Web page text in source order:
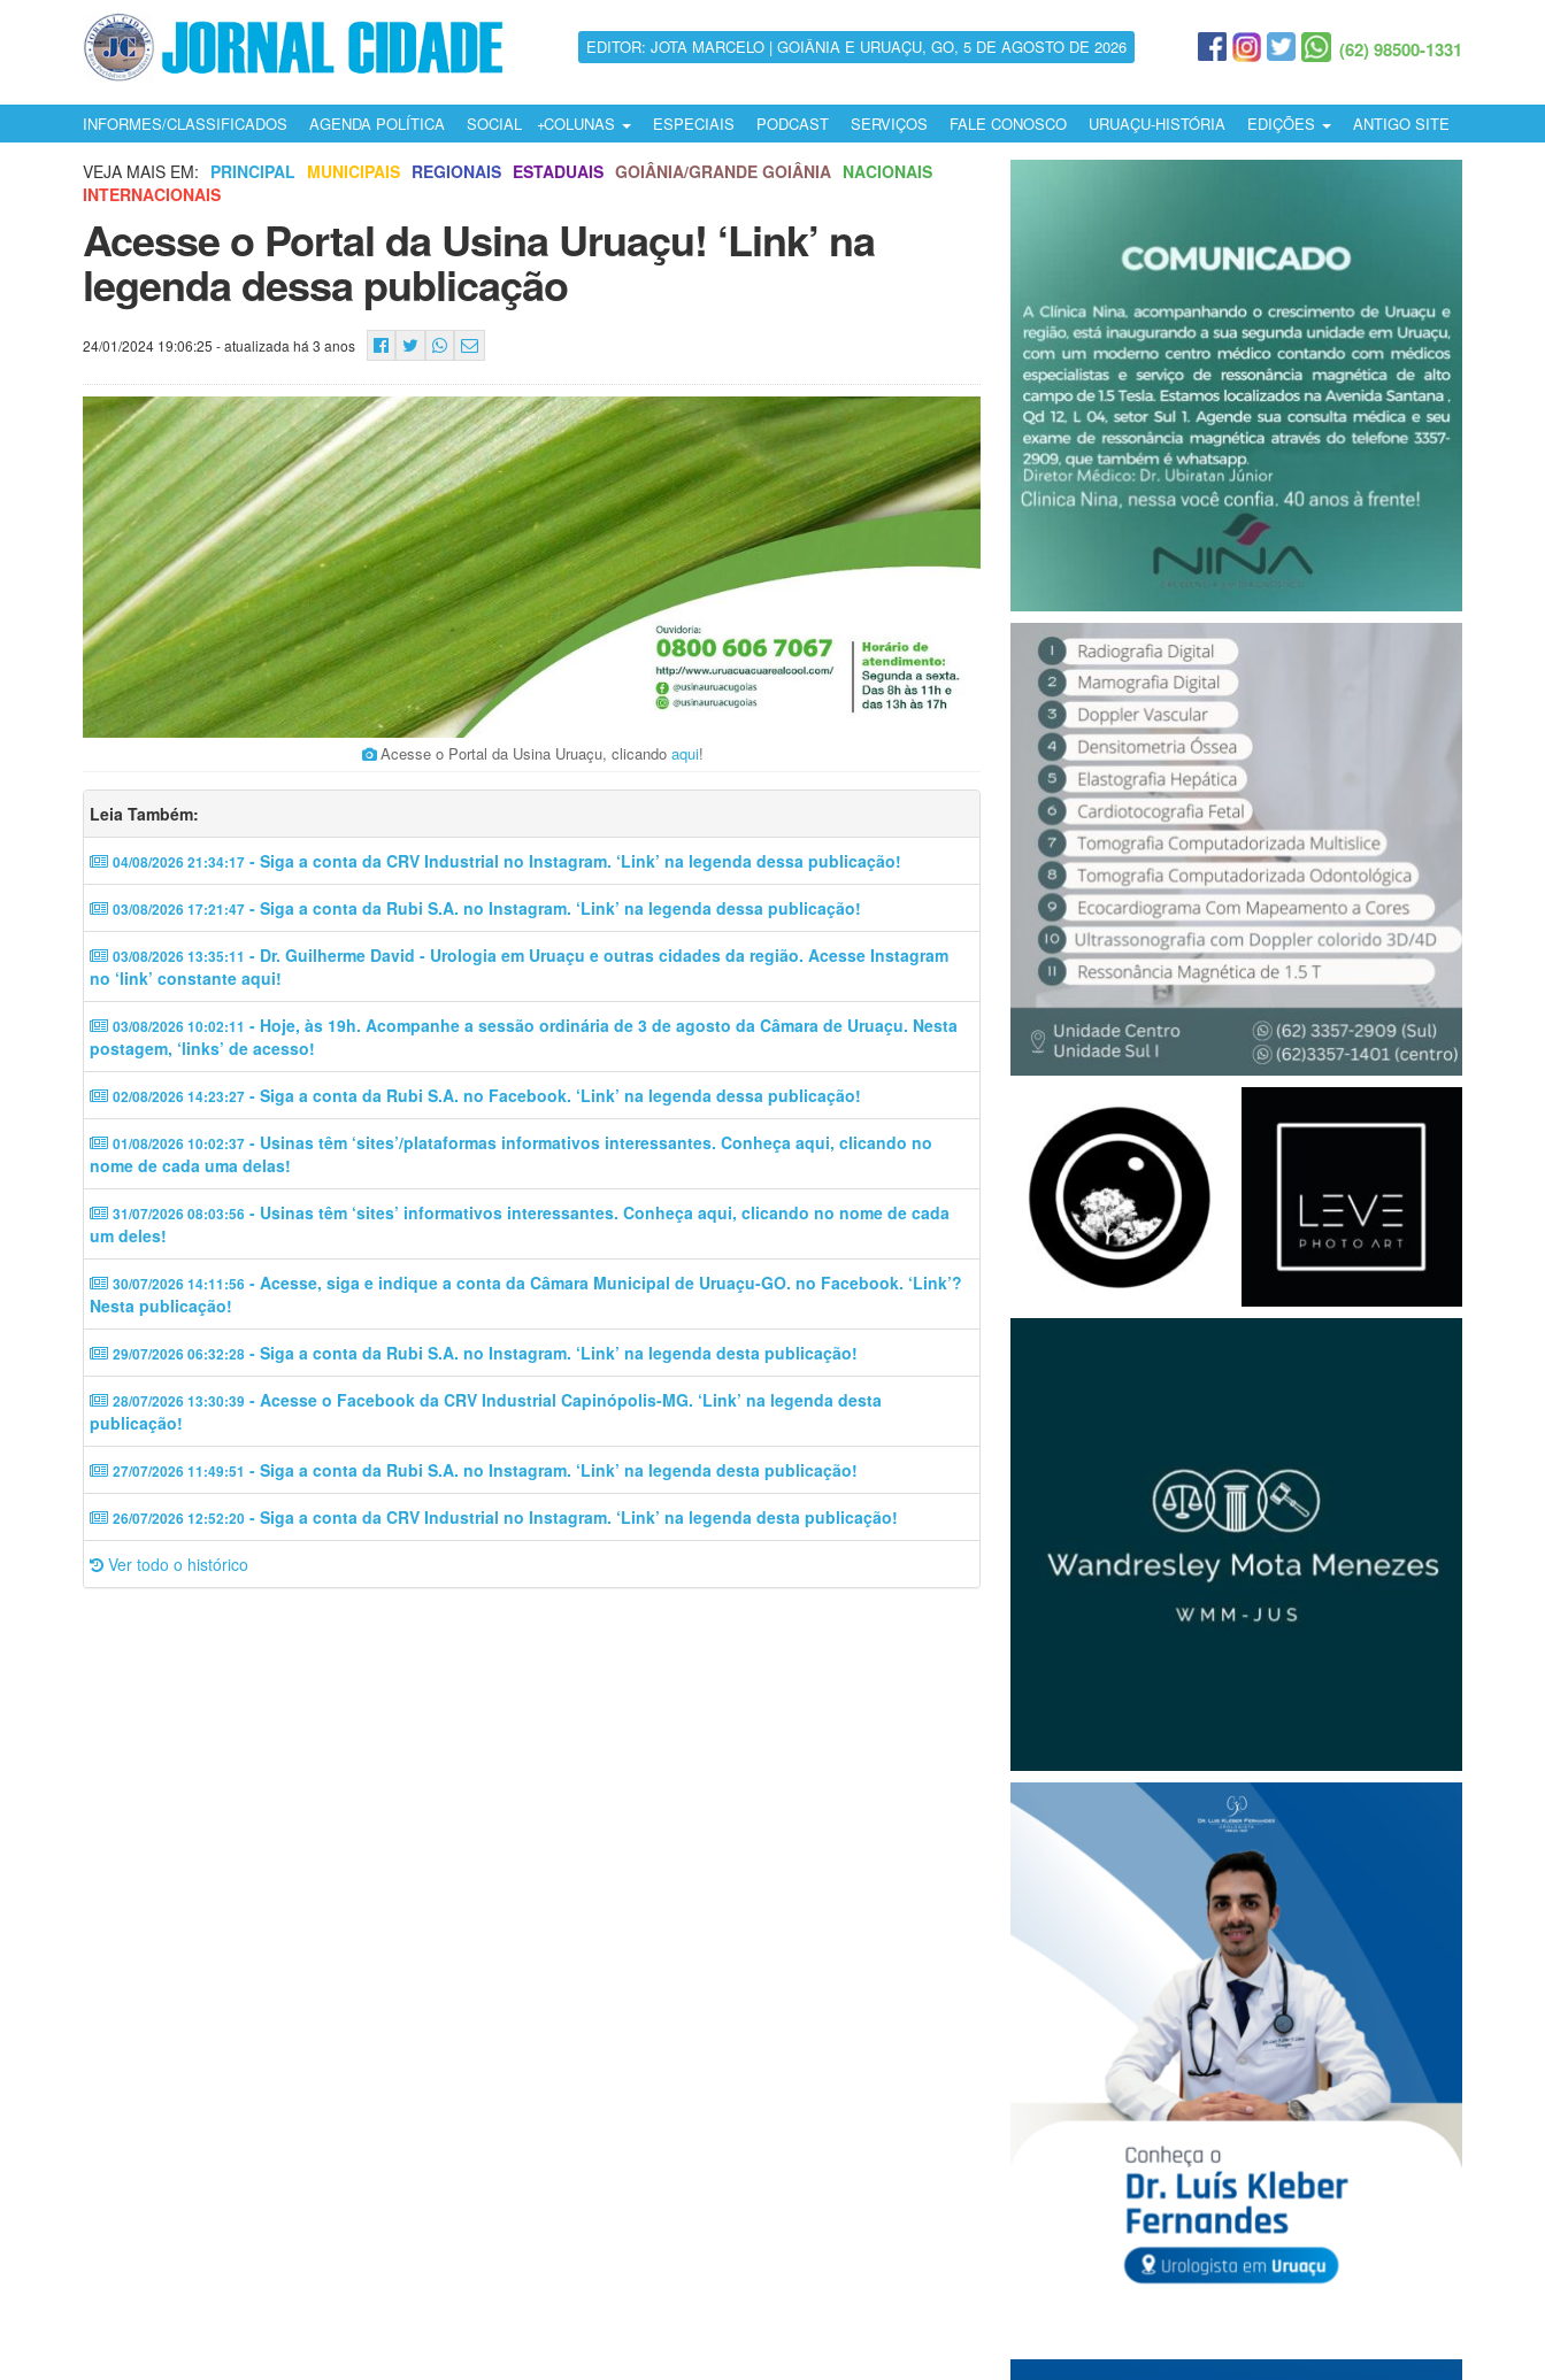
EDITOR: JOTA MARCELO | GOIÂNIA E URUAÇU, GO, 5 DE AGOSTO DE 2026 (62) 98500-1331
INFORMES/CLASSIFICADOS AGENDA POLÍTICA SOCIAL COLUNAS ESPECIAIS PODCAST SERVIÇOS FALE CONOSCO URUAÇU-HISTÓRIA EDIÇÕES ANTIGO SITE
VEJA MAIS EM: PRINCIPAL MUNICIPAIS REGIONAIS ESTADUAIS GOIÂNIA/GRANDE GOIÂNIA NACIONAIS
INTERNACIONAIS
Acesse o Portal da Usina Uruaçu! ‘Link’ na
legenda dessa publicação
24/01/2024 19:06:25 - atualizada há 3 anos
Acesse o Portal da Usina Uruaçu, clicandoaqui!
Leia Também:
04/08/2026 21:34:17 - Siga a conta da CRV Industrial no Instagram. ‘Link’ na legenda dessa publicação!
03/08/2026 17:21:47 - Siga a conta da Rubi S.A. no Instagram. ‘Link’ na legenda dessa publicação!
03/08/2026 13:35:11 - Dr. Guilherme David - Urologia em Uruaçu e outras cidades da região. Acesse Instagram
no ‘link’ constante aqui!
03/08/2026 10:02:11 - Hoje, às 19h. Acompanhe a sessão ordinária de 3 de agosto da Câmara de Uruaçu. Nesta
postagem, ‘links’ de acesso!
02/08/2026 14:23:27 - Siga a conta da Rubi S.A. no Facebook. ‘Link’ na legenda dessa publicação!
01/08/2026 10:02:37 - Usinas têm ‘sites’/plataformas informativos interessantes. Conheça aqui, clicando no
nome de cada uma delas!
31/07/2026 08:03:56 - Usinas têm ‘sites’ informativos interessantes. Conheça aqui, clicando no nome de cada
um deles!
30/07/2026 14:11:56 - Acesse, siga e indique a conta da Câmara Municipal de Uruaçu-GO. no Facebook. ‘Link’?
Nesta publicação!
29/07/2026 06:32:28 - Siga a conta da Rubi S.A. no Instagram. ‘Link’ na legenda desta publicação!
28/07/2026 13:30:39 - Acesse o Facebook da CRV Industrial Capinópolis-MG. ‘Link’ na legenda desta
publicação!
27/07/2026 11:49:51 - Siga a conta da Rubi S.A. no Instagram. ‘Link’ na legenda desta publicação!
26/07/2026 12:52:20 - Siga a conta da CRV Industrial no Instagram. ‘Link’ na legenda desta publicação!
Ver todo o histórico